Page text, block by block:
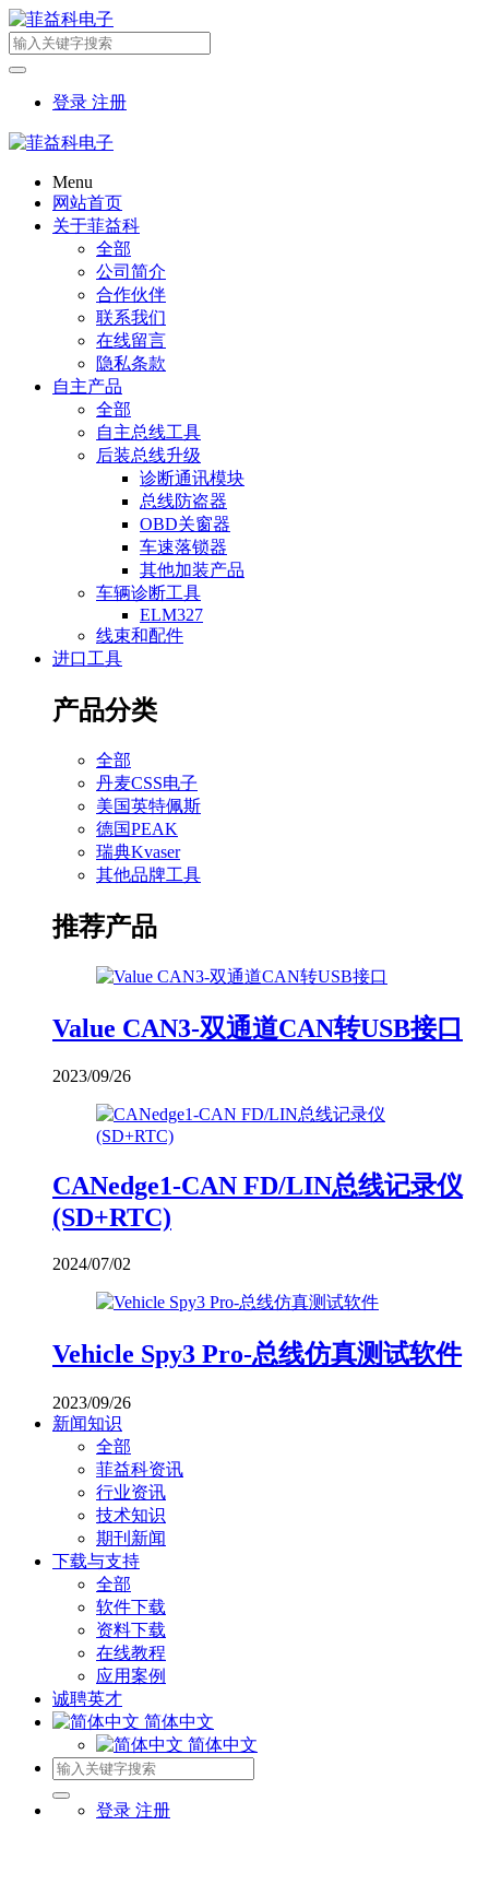
登录 注册
Menu
网站首页
关于菲益科
全部
公司简介
合作伙伴
联系我们
在线留言
隐私条款
自主产品
全部
自主总线工具
后装总线升级
诊断通讯模块
总线防盗器
OBD关窗器
车速落锁器
其他加装产品
车辆诊断工具
ELM327
线束和配件
进口工具
产品分类
全部
丹麦CSS电子
美国英特佩斯
德国PEAK
瑞典Kvaser
其他品牌工具
推荐产品
Value CAN3-双通道CAN转USB接口
2023/09/26
CANedge1-CAN FD/LIN总线记录仪
(SD+RTC)
2024/07/02
Vehicle Spy3 Pro-总线仿真测试软件
2023/09/26
新闻知识
全部
菲益科资讯
行业资讯
技术知识
期刊新闻
下载与支持
全部
软件下载
资料下载
在线教程
应用案例
诚聘英才
简体中文
简体中文
登录 注册